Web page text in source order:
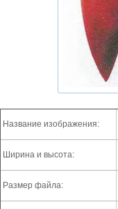
Название изображения:
Ширина и высота:
Размер файла: